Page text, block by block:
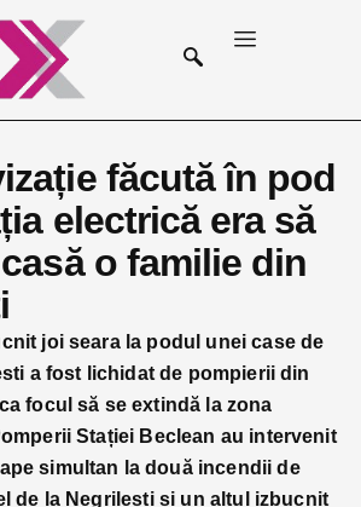
făcută în pod
electrică era să
o familie din
joi seara la podul unei case de
a fost lichidat de pompierii din
focul să se extindă la zona
Stației Beclean au intervenit
simultan la două incendii de
de la Negrilești și un altul izbucnit